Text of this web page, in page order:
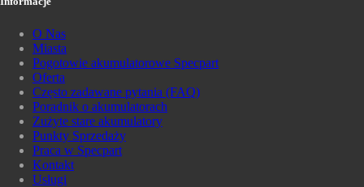
O Nas
Miasta
Pogotowie akumulatorowe Specpart
Oferta
Często zadawane pytania (FAQ)
Poradnik o akumulatorach
Zużyte stare akumulatory
Punkty Sprzedaży
Praca w Specpart
Kontakt
Usługi